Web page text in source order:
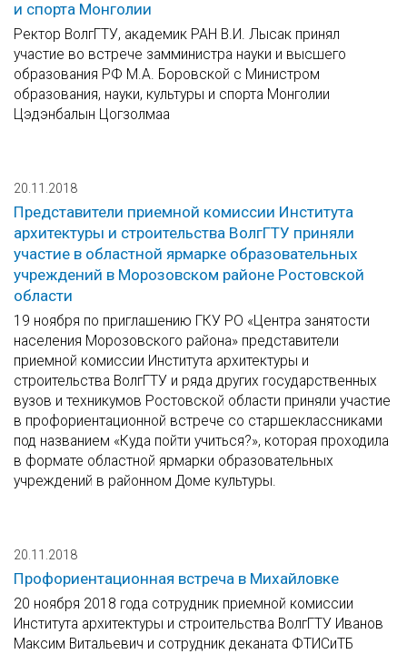
и спорта Монголии
Ректор ВолгГТУ, академик РАН В.И. Лысак принял
участие во встрече замминистра науки и высшего
образования РФ М.А. Боровской с Министром
образования, науки, культуры и спорта Монголии
Цэдэнбалын Цогзолмаа
20.11.2018
Представители приемной комиссии Института
архитектуры и строительства ВолгГТУ приняли
участие в областной ярмарке образовательных
учреждений в Морозовском районе Ростовской
области
19 ноября по приглашению ГКУ РО «Центра занятости
населения Морозовского района» представители
приемной комиссии Института архитектуры и
строительства ВолгГТУ и ряда других государственных
вузов и техникумов Ростовской области приняли участие
в профориентационной встрече со старшеклассниками
под названием «Куда пойти учиться?», которая проходила
в формате областной ярмарки образовательных
учреждений в районном Доме культуры.
20.11.2018
Профориентационная встреча в Михайловке
20 ноября 2018 года сотрудник приемной комиссии
Института архитектуры и строительства ВолгГТУ Иванов
Максим Витальевич и сотрудник деканата ФТИСиТБ